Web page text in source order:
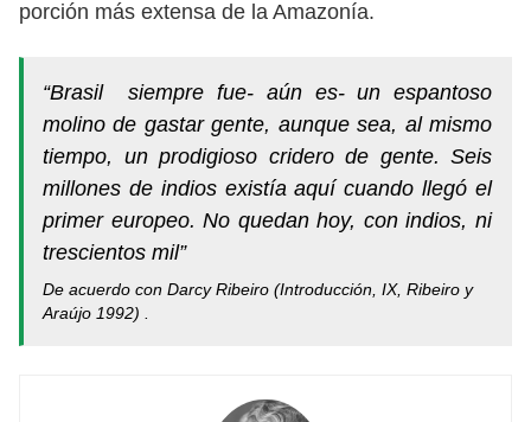
porción más extensa de la Amazonía.
“Brasil siempre fue- aún es- un espantoso
molino de gastar gente, aunque sea, al mismo
tiempo, un prodigioso cridero de gente. Seis
millones de indios existía aquí cuando llegó el
primer europeo. No quedan hoy, con indios, ni
trescientos mil”
De acuerdo con Darcy Ribeiro (Introducción, IX, Ribeiro y
Araújo 1992) .